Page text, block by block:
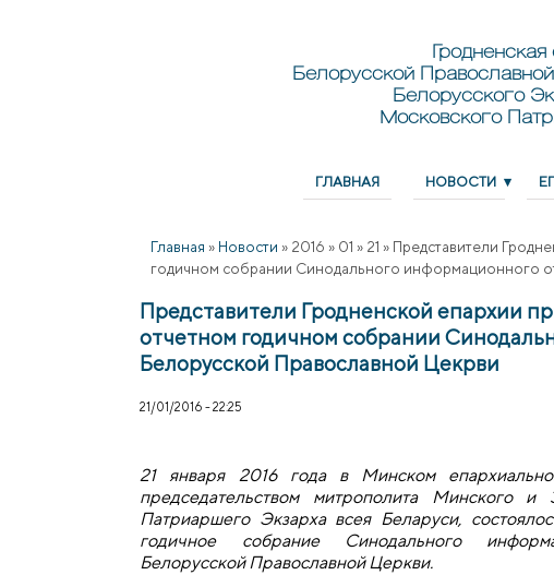
Белорусской
Белорусского
Московского
ГЛАВНАЯ НОВОСТИ
Главная » Новости » 2016 » 01 » 21 » Представители
годичном собрании Синодального информационного
Представители Гродненской епархии
отчетном годичном собрании
Белорусской Православной Цекрви
21/01/2016 - 22:25
21 января 2016 года в Минском
председательством митрополита Минского и
Патриаршего Экзарха всея Беларуси,
годичное собрание Синодального
Белорусской Православной Церкви.